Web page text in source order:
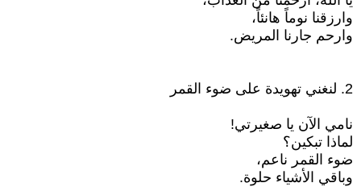
وارزقنا نوماً هانئاً،
وارحم جارنا المريض.
2. لنغني تهويدة على ضوء القمر
نامي الآن يا صغيرتي!
لماذا تبكين؟
ضوء القمر ناعم،
وباقي الأشياء حلوة.